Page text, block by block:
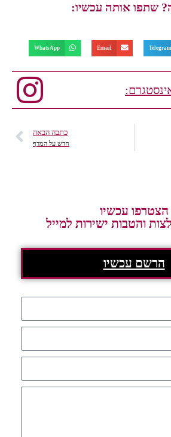
שתפו אותה עכשיו:
Telegram
Email
WhatsApp
כתבה הבאה
חדש על המדף
הצטרפו עכשיו
והטבות ישירות למייל
הרשם עכשיו